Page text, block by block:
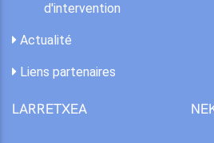
d'intervention
Actualité
Liens partenaires
LARRETXEA